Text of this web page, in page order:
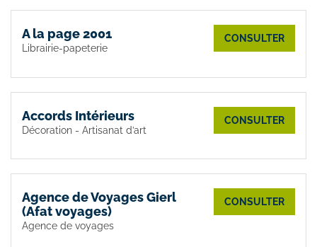
A la page 2001
Librairie-papeterie
CONSULTER
Accords Intérieurs
Décoration - Artisanat d’art
CONSULTER
Agence de Voyages Gierl
(Afat voyages)
Agence de voyages
CONSULTER